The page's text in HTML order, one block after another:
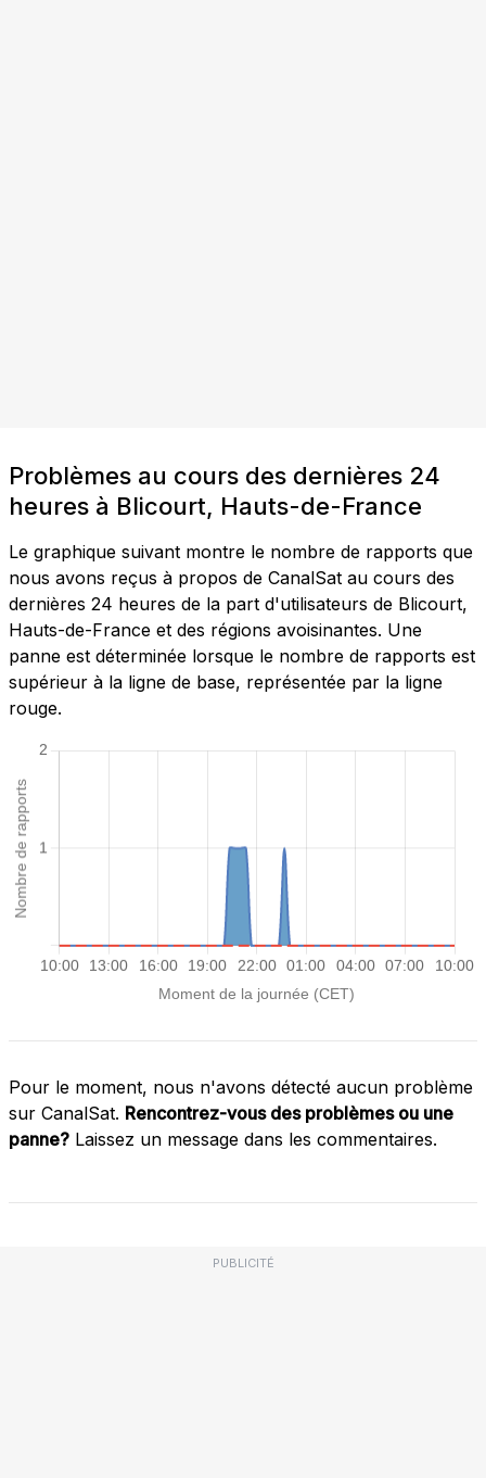
Problèmes au cours des dernières 24
heures à Blicourt, Hauts-de-France
Le graphique suivant montre le nombre de rapports que
nous avons reçus à propos de CanalSat au cours des
dernières 24 heures de la part d'utilisateurs de Blicourt,
Hauts-de-France et des régions avoisinantes. Une
panne est déterminée lorsque le nombre de rapports est
supérieur à la ligne de base, représentée par la ligne
rouge.
Pour le moment, nous n'avons détecté aucun problème
sur CanalSat. Rencontrez-vous des problèmes ou une
panne? Laissez un message dans les commentaires.
PUBLICITÉ